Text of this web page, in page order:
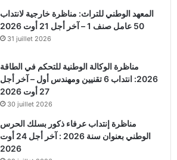
المعهد الوطني للتراث: مناظرة خارجية لانتداب
50 عامل صنف 1 – آخر أجل 21 أوت 2026
31 juillet 2026
مناظرة الوكالة الوطنية للتحكم في الطاقة
2026: انتداب 6 تقنيين ومهندس أول – آخر أجل
27 أوت 2026
30 juillet 2026
مناظرة إنتداب عرفاء ذكور بسلك الحرس
الوطني بعنوان سنة 2026 : آخر أجل 24 أوت
2026